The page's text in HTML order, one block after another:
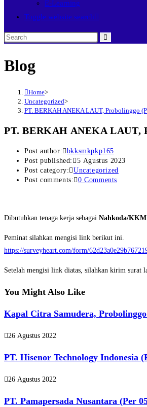
E-Learning
Toggle website search
Blog
Home>
Uncategorized>
PT. BERKAH ANEKA LAUT, Probolinggo
PT. BERKAH ANEKA LAUT,
Post author:
bkksmkpkp165
Post published:
5 Agustus 2023
Post category:
Uncategorized
Post comments:
0 Comments
Dibutuhkan tenaga kerja sebagai Nahkoda/KKM
Peminat silahkan mengisi link berikut ini.
https://surveyheart.com/form/
Setelah mengisi link diatas, silahkan kirim surat
You Might Also Like
Kapal Citra Samudera,
26 Agustus 2022
PT. Hisenor Technology Indonesia
26 Agustus 2022
PT. Pamapersada Nusantara (Per